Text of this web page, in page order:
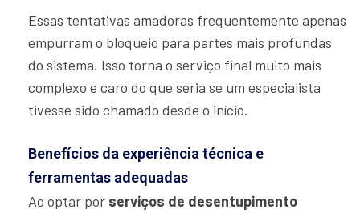
Essas tentativas amadoras frequentemente apenas
empurram o bloqueio para partes mais profundas
do sistema. Isso torna o serviço final muito mais
complexo e caro do que seria se um especialista
tivesse sido chamado desde o início.
Benefícios da experiência técnica e
ferramentas adequadas
Ao optar por serviços de desentupimento